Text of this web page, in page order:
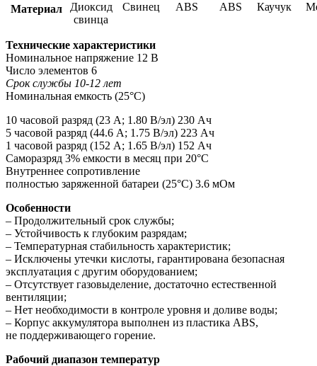
Материал
Диоксид
свинца
Свинец ABS ABS Каучук
Технические характеристики
Номинальное напряжение 12 В
Число элементов 6
Срок службы 10-12 лет
Номинальная емкость (25°С)
10 часовой разряд (23 А; 1.80 В/эл) 230 Ач
5 часовой разряд (44.6 А; 1.75 В/эл) 223 Ач
1 часовой разряд (152 А; 1.65 В/эл) 152 Ач
Саморазряд 3% емкости в месяц при 20°С
Внутреннее сопротивление
полностью заряженной батареи (25°С) 3.6 мОм
Особенности
– Продолжительный срок службы;
– Устойчивость к глубоким разрядам;
– Температурная стабильность характеристик;
– Исключены утечки кислоты, гарантирована безопасная
эксплуатация с другим оборудованием;
– Отсутствует газовыделение, достаточно естественной
вентиляции;
– Нет необходимости в контроле уровня и доливе воды;
– Корпус аккумулятора выполнен из пластика ABS,
не поддерживающего горение.
Рабочий диапазон температур